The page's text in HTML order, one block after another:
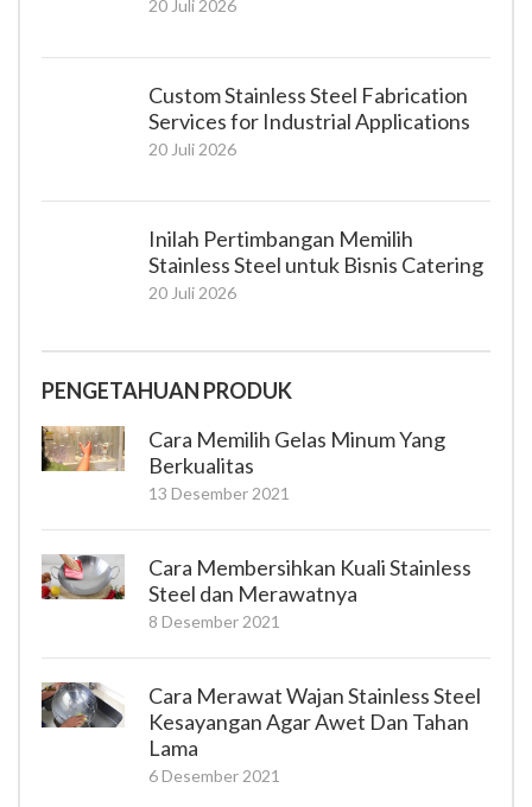
20 Juli 2026
Custom Stainless Steel Fabrication
Services for Industrial Applications
20 Juli 2026
Inilah Pertimbangan Memilih
Stainless Steel untuk Bisnis Catering
20 Juli 2026
PENGETAHUAN PRODUK
Cara Memilih Gelas Minum Yang
Berkualitas
13 Desember 2021
Cara Membersihkan Kuali Stainless
Steel dan Merawatnya
8 Desember 2021
Cara Merawat Wajan Stainless Steel
Kesayangan Agar Awet Dan Tahan
Lama
6 Desember 2021